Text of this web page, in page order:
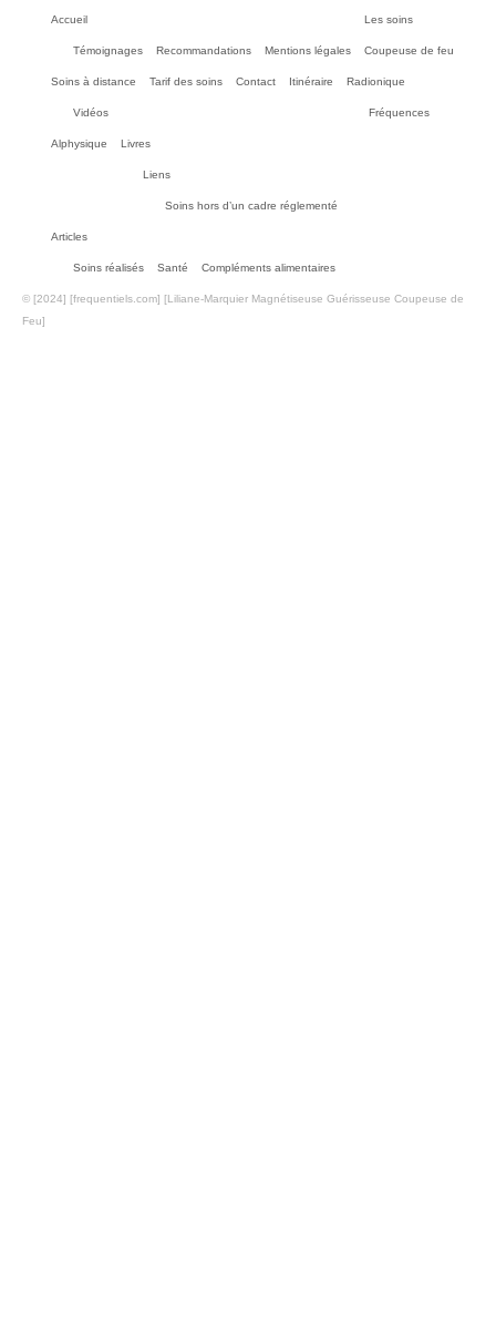
Accueil
Témoignages Recommandations Mentions légales
Les soins
Coupeuse de feu
Soins à distance
Vidéos
Tarif des soins Contact Itinéraire Radionique
Fréquences
Alphysique Livres
Liens
Soins hors d’un cadre réglementé
Articles
Soins réalisés Santé Compléments alimentaires
© [2024] [frequentiels.com] [Liliane-Marquier Magnétiseuse Guérisseuse Coupeuse de
Feu]